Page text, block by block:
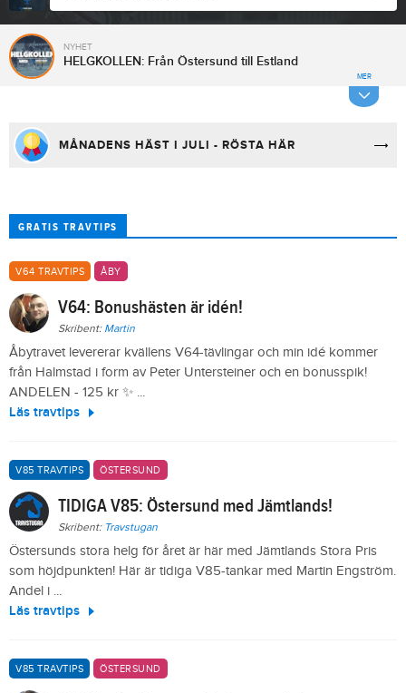
NYHET
HELGKOLLEN: Från Östersund till Estland
MER
MÅNADENS HÄST I JULI - RÖSTA HÄR
GRATIS TRAVTIPS
V64 TRAVTIPS ÅBY
V64: Bonushästen är idén!
Skribent: Martin
Åbytravet levererar kvällens V64-tävlingar och min idé kommer
från Halmstad i form av Peter Untersteiner och en bonusspik!
ANDELEN - 125 kr ✨ ...
Läs travtips
V85 TRAVTIPS ÖSTERSUND
TIDIGA V85: Östersund med Jämtlands!
Skribent: Travstugan
Östersunds stora helg för året är här med Jämtlands Stora Pris
som höjdpunkten! Här är tidiga V85-tankar med Martin Engström.
Andel i ...
Läs travtips
V85 TRAVTIPS ÖSTERSUND